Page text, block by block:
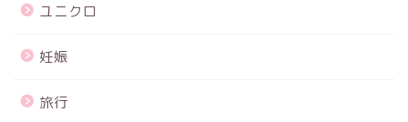
ユニクロ
妊娠
旅行